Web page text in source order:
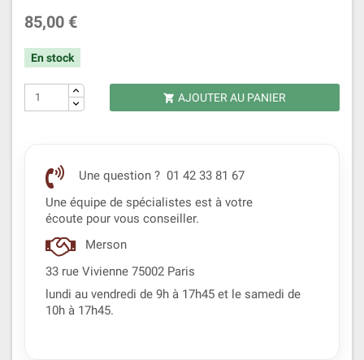
85,00 €
En stock
 AJOUTER AU PANIER
Une question ? 01 42 33 81 67
Une équipe de spécialistes est à votre
écoute pour vous conseiller.
Merson
33 rue Vivienne 75002 Paris
lundi au vendredi de 9h à 17h45 et le samedi de
10h à 17h45.